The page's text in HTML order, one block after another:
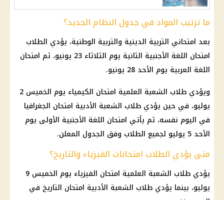
ما ترتيب المواد في جدول النظام الجديد؟
بعد امتحاني التربية الدينية والتربية الوطنية، يؤدي الطلاب
امتحان اللغة الأجنبية الثانية يوم الثلاثاء 23 يونيو، ثم امتحان
اللغة العربية يوم الأحد 28 يونيو.
ويؤدي طلاب الشعبة العلمية امتحان الكيمياء يوم الخميس 2
يوليو، في حين يؤدي طلاب الشعبة الأدبية امتحان الجغرافيا
في اليوم نفسه، ثم يأتي امتحان اللغة الأجنبية الأولى يوم
الأحد 5 يوليو لجميع الطلاب وفق الجدول المعلن.
متى يؤدي الطلاب امتحانات الفيزياء والتاريخ؟
يؤدي طلاب الشعبة العلمية امتحان الفيزياء يوم الخميس 9
يوليو، بينما يؤدي طلاب الشعبة الأدبية امتحان التاريخ في